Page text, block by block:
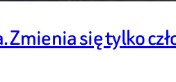
Zmienia się tylko